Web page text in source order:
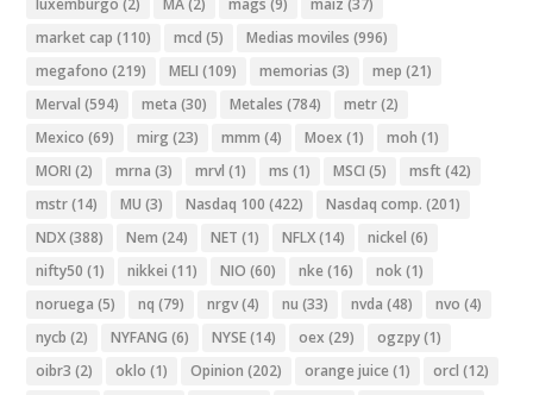
market cap (110) mcd (5) Medias moviles (996)
megafono (219) MELI (109) memorias (3) mep (21)
Merval (594) meta (30) Metales (784) metr(2)
Mexico (69) mirg (23) mmm (4) Moex (1) moh (1)
MORI (2) mrna (3) mrvl (1) ms (1) MSCI (5) msft (42)
mstr(14) MU (3) Nasdaq 100 (422) Nasdaq comp. (201)
NDX(388) Nem (24) NET (1) NFLX(14) nickel (6)
nifty50 (1) nikkei (11) NIO (60) nke (16) nok(1)
noruega (5) nq (79) nrgv(4) nu (33) nvda (48) nvo (4)
nycb (2) NYFANG (6) NYSE(14) oex (29) ogzpy(1)
oibr3 (2) oklo (1) Opinion (202) orange juice (1) orcl (12)